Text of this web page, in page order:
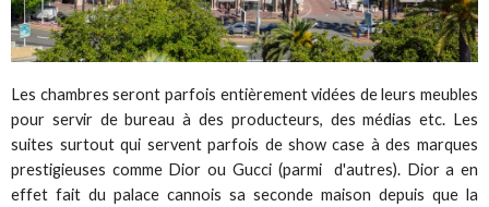
Les chambres seront parfois entièrement vidées de leurs meubles
pour servir de bureau à des producteurs, des médias etc. Les
suites surtout qui servent parfois de show case à des marques
prestigieuses comme Dior ou Gucci (parmi d'autres). Dior a en
effet fait du palace cannois sa seconde maison depuis que la